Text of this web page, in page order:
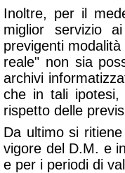
Inoltre, per il
miglior servizio
previgenti
reale" non sia
archivi
che in tali ipotesi,
rispetto delle
Da ultimo si
vigore del D.M. e
e per i periodi di